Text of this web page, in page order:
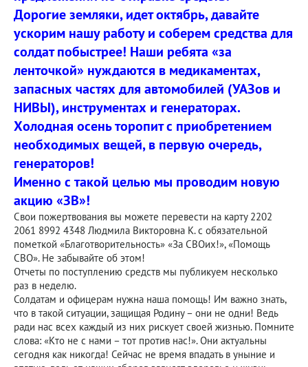
Дорогие земляки, идет октябрь, давайте
ускорим нашу работу и соберем средства для
солдат побыстрее! Наши ребята «за
ленточкой» нуждаются в медикаментах,
запасных частях для автомобилей (УАЗов и
НИВЫ), инструментах и генераторах.
Холодная осень торопит с приобретением
необходимых вещей, в первую очередь,
генераторов!
Именно с такой целью мы проводим новую
акцию «ЗВ»!
Свои пожертвования вы можете перевести на карту 2202
2061 8992 4348 Людмила Викторовна К. с обязательной
пометкой «Благотворительность» «За СВОих!», «Помощь
СВО». Не забывайте об этом!
Отчеты по поступлению средств мы публикуем несколько
раз в неделю.
Солдатам и офицерам нужна наша помощь! Им важно знать,
что в такой ситуации, защищая Родину – они не одни! Ведь
ради нас всех каждый из них рискует своей жизнью. Помните
слова: «Кто не с нами – тот против нас!». Они актуальны
сегодня как никогда! Сейчас не время впадать в уныние и